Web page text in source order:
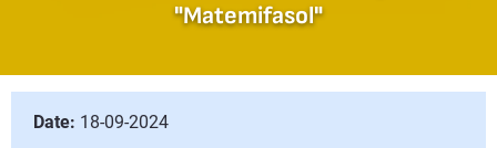
"Matemifasol"
Date: 18-09-2024